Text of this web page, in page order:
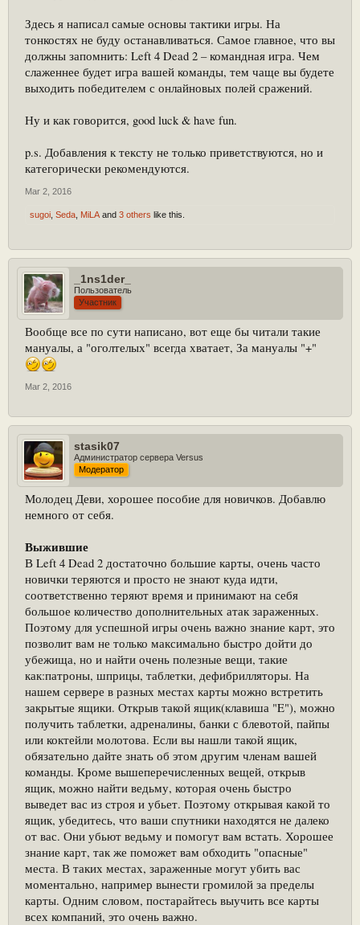
Здесь я написал самые основы тактики игры. На
тонкостях не буду останавливаться. Самое главное, что вы
должны запомнить: Left 4 Dead 2 – командная игра. Чем
слаженнее будет игра вашей команды, тем чаще вы будете
выходить победителем с онлайновых полей сражений.
Ну и как говорится, good luck & have fun.
p.s. Добавления к тексту не только приветствуются, но и
категорически рекомендуются.
Mar 2, 2016
sugoi Seda MiLA and 3 others like this.
_1ns1der_
Пользователь
Участник
Вообще все по сути написано, вот еще бы читали такие
мануалы, а "оголтелых" всегда хватает, За мануалы "+"
Mar 2, 2016
stasik07
Администратор сервера Versus
Модератор
Молодец Деви, хорошее пособие для новичков. Добавлю
немного от себя.
Выжившие
В Left 4 Dead 2 достаточно большие карты, очень часто
новички теряются и просто не знают куда идти,
соответственно теряют время и принимают на себя
большое количество дополнительных атак зараженных.
Поэтому для успешной игры очень важно знание карт, это
позволит вам не только максимально быстро дойти до
убежища, но и найти очень полезные вещи, такие
как:патроны, шприцы, таблетки, дефибрилляторы. На
нашем сервере в разных местах карты можно встретить
закрытые ящики. Открыв такой ящик(клавиша "E"), можно
получить таблетки, адреналины, банки с блевотой, пайпы
или коктейли молотова. Если вы нашли такой ящик,
обязательно дайте знать об этом другим членам вашей
команды. Кроме вышеперечисленных вещей, открыв
ящик, можно найти ведьму, которая очень быстро
выведет вас из строя и убьет. Поэтому открывая какой то
ящик, убедитесь, что ваши спутники находятся не далеко
от вас. Они убьют ведьму и помогут вам встать. Хорошее
знание карт, так же поможет вам обходить "опасные"
места. В таких местах, зараженные могут убить вас
моментально, например вынести громилой за пределы
карты. Одним словом, постарайтесь выучить все карты
всех компаний, это очень важно.